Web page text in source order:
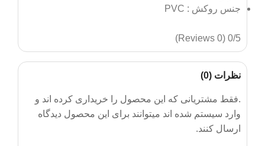
جنس روکش : PVC
0/5
(0 Reviews)
نظرات (0)
.فقط مشتریانی که این محصول را خریداری کرده اند و
وارد سیستم شده اند میتوانند برای این محصول دیدگاه
ارسال کنند.